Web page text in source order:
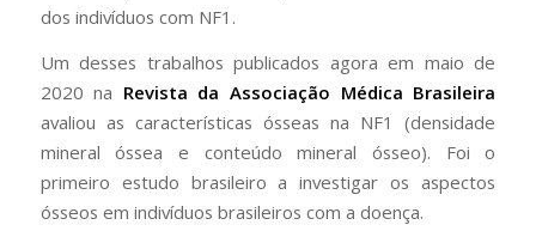
dos indivíduos com NF1.
Um desses trabalhos publicados agora em maio de
2020 na Revista da Associação Médica Brasileira
avaliou as características ósseas na NF1 (densidade
mineral óssea e conteúdo mineral ósseo). Foi o
primeiro estudo brasileiro a investigar os aspectos
ósseos em indivíduos brasileiros com a doença.